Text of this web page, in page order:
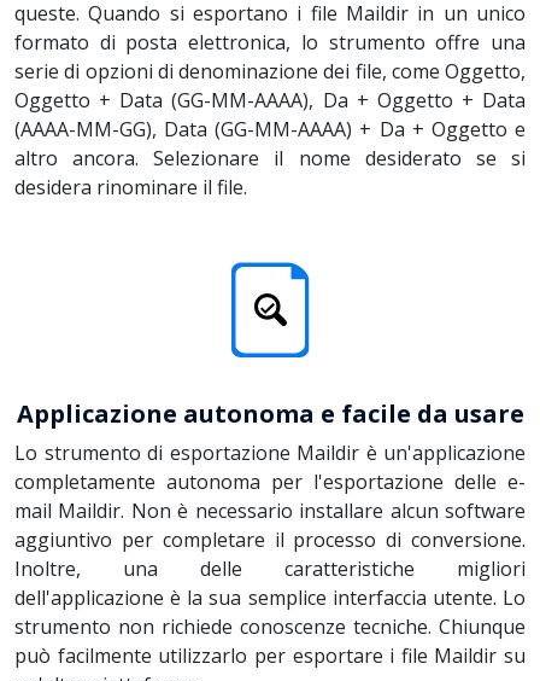
queste. Quando si esportano i file Maildir in un unico
formato di posta elettronica, lo strumento offre una
serie di opzioni di denominazione dei file, come Oggetto,
Oggetto + Data (GG-MM-AAAA), Da + Oggetto + Data
(AAAA-MM-GG), Data (GG-MM-AAAA) + Da + Oggetto e
altro ancora. Selezionare il nome desiderato se si
desidera rinominare il file.
Applicazione autonoma e facile da usare
Lo strumento di esportazione Maildir è un'applicazione
completamente autonoma per l'esportazione delle e-
mail Maildir. Non è necessario installare alcun software
aggiuntivo per completare il processo di conversione.
Inoltre, una delle caratteristiche migliori
dell'applicazione è la sua semplice interfaccia utente. Lo
strumento non richiede conoscenze tecniche. Chiunque
può facilmente utilizzarlo per esportare i file Maildir su